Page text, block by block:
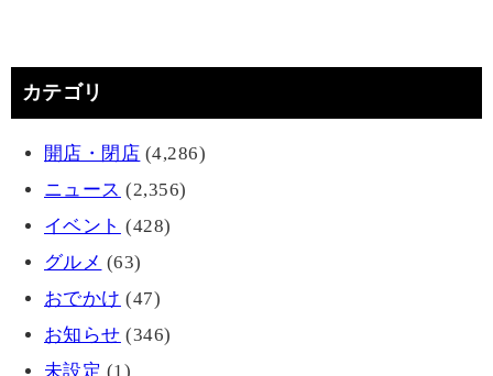
カテゴリ
開店・閉店 (4,286)
ニュース (2,356)
イベント (428)
グルメ (63)
おでかけ (47)
お知らせ (346)
未設定 (1)